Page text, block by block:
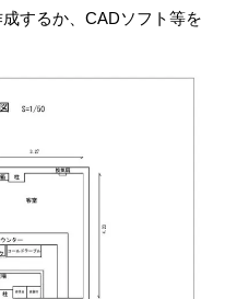
するか、CADソフト等を